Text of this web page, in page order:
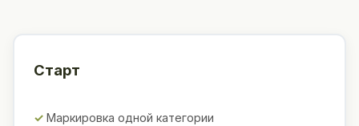
Старт
Маркировка одной категории